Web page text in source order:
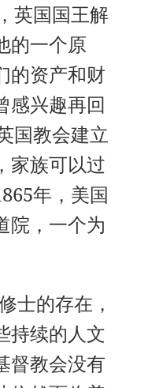
英国国王解
的一个原
的资产和财
感兴趣再回
国教会建立
家族可以过
年，美国
院，一个为
士的存在，
持续的人文
督教会没有